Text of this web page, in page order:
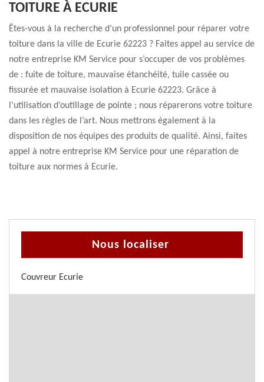
TOITURE À ECURIE
Êtes-vous à la recherche d’un professionnel pour réparer votre
toiture dans la ville de Ecurie 62223 ? Faites appel au service de
notre entreprise KM Service pour s’occuper de vos problèmes
de : fuite de toiture, mauvaise étanchéité, tuile cassée ou
fissurée et mauvaise isolation à Ecurie 62223. Grâce à
l’utilisation d’outillage de pointe ; nous réparerons votre toiture
dans les règles de l’art. Nous mettrons également à la
disposition de nos équipes des produits de qualité. Ainsi, faites
appel à notre entreprise KM Service pour une réparation de
toiture aux normes à Ecurie.
Nous localiser
Couvreur Ecurie